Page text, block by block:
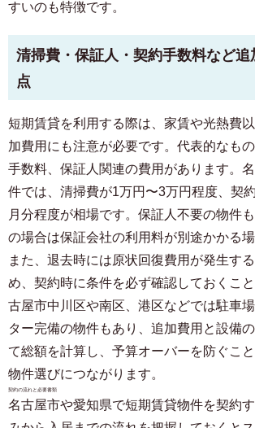
すいのも特徴です。
清掃費・保証人・契約手数料など追
点
短期賃貸を利用する際は、家賃や光熱費
加費用にも注意が必要です。代表的なも
手数料、保証人関連の費用があります。
件では、清掃費が1万円〜3万円程度、契
月分程度が相場です。保証人不要の物件
の場合は保証会社の利用料が別途かかる場
また、退去時には原状回復費用が発生す
め、契約時に条件を必ず確認しておくこ
古屋市中川区や南区、港区などでは駐車
ター完備の物件もあり、追加費用と設備
て総額を計算し、予算オーバーを防ぐこ
物件選びにつながります。
契約の流れと必要書類
名古屋市や愛知県で短期賃貸物件を契約
03-6712-